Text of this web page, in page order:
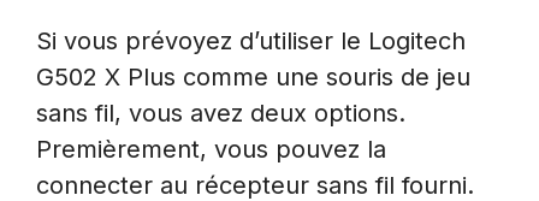
Si vous prévoyez d’utiliser le Logitech
G502 X Plus comme une souris de jeu
sans fil, vous avez deux options.
Premièrement, vous pouvez la
connecter au récepteur sans fil fourni.